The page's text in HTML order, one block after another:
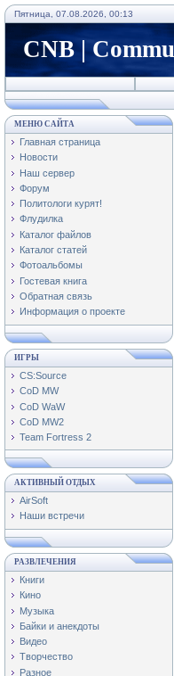
Пятница, 07.08.2026, 00:13
CNB |
МЕНЮ САЙТА
Главная страница
Новости
Наш сервер
Форум
Политологи курят!
Флудилка
Каталог файлов
Каталог статей
Фотоальбомы
Гостевая книга
Обратная связь
Информация о проекте
ИГРЫ
CS:Source
CoD MW
CoD WaW
CoD MW2
Team Fortress 2
АКТИВНЫЙ ОТДЫХ
AirSoft
Наши встречи
РАЗВЛЕЧЕНИЯ
Книги
Кино
Музыка
Байки и анекдоты
Видео
Творчество
Разное